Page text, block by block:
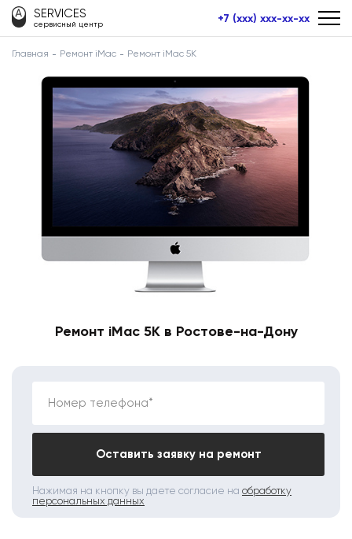
SERVICES
сервисный центр +7 (xxx) xxx-xx-xx
Главная Ремонт iMac Ремонт iMac 5K
Ремонт iMac 5K в Ростове-на-Дону
Номер телефона*
Оставить заявку на ремонт
Нажимая на кнопку вы даете согласие на обработку
персональных данных